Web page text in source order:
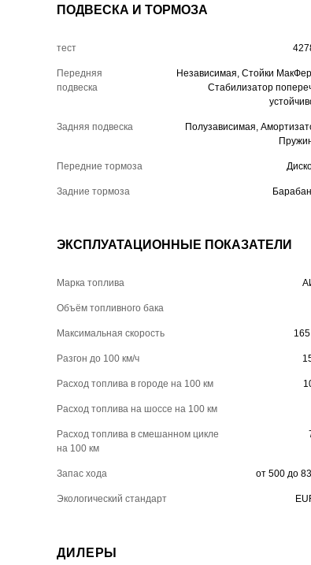
ПОДВЕСКА И ТОРМОЗА
тест
Передняя
подвеска
Независимая, Стойки
Стабилизатор
Задняя подвеска
Полузависимая,
Передние тормоза
Задние тормоза
ЭКСПЛУАТАЦИОННЫЕ ПОКАЗАТЕЛИ
Марка топлива
Объём топливного бака
Максимальная скорость
Разгон до 100 км/ч
Расход топлива в городе на 100 км
Расход топлива на шоссе на 100 км
Расход топлива в смешанном цикле
на 100 км
Запас хода от 500 до
Экологический стандарт
ДИЛЕРЫ